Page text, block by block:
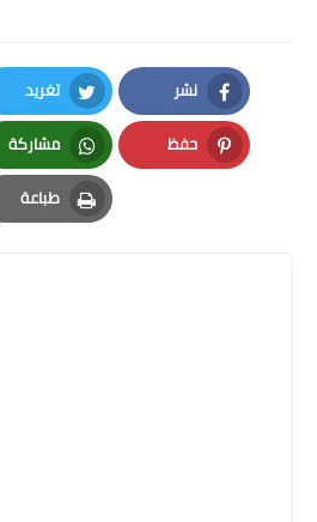
نشر
Facebook
تغريد
Twitter
حفظ
Pinterest
مشاركة
Whatsapp
طباعة
Print